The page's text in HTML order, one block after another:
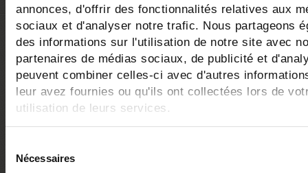
annonces, d'offrir des fonctionnalités relatives aux
sociaux et d'analyser notre trafic. Nous partageons
des informations sur l'utilisation de notre site avec
partenaires de médias sociaux, de publicité et
peuvent combiner celles-ci avec d'autres
leur avez fournies ou qu'ils ont collectées lors de
utilisation de leurs services.
Nécessaires